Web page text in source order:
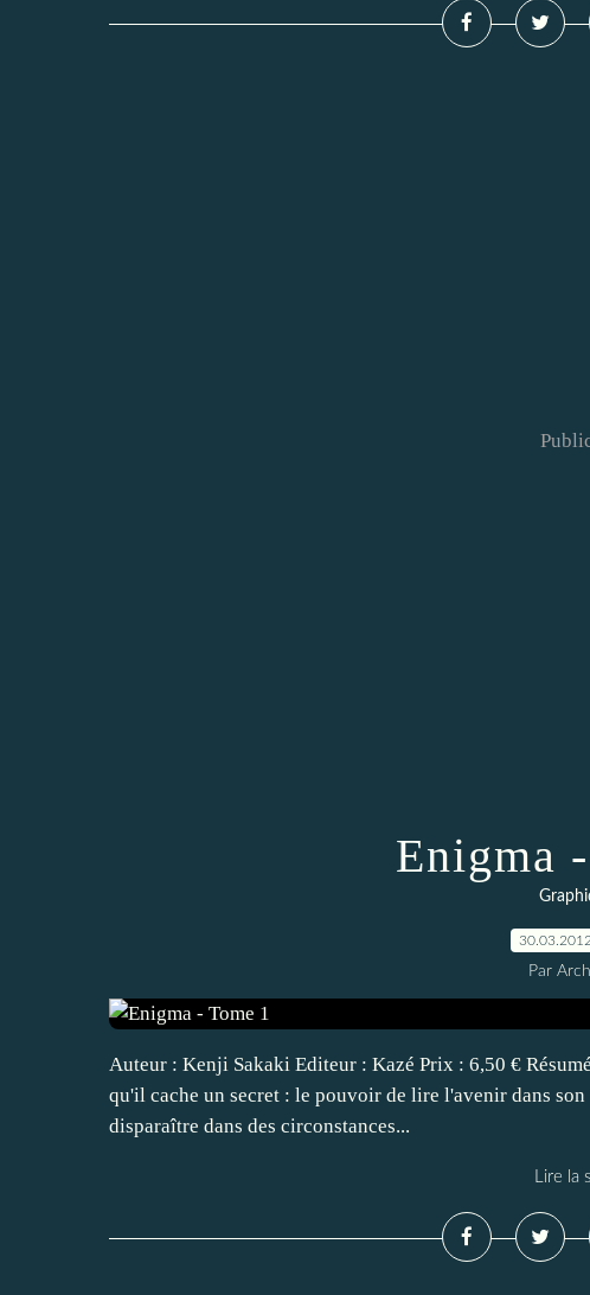
Enigma
30.03.2012
Par
Auteur : Kenji Sakaki Editeur : Kazé Prix : 6,50 €
qu'il cache un secret : le pouvoir de lire l'avenir dans
disparaître dans des circonstances...
Lire la